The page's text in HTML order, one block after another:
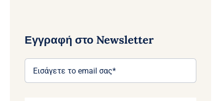
Εγγραφή στο Newsletter